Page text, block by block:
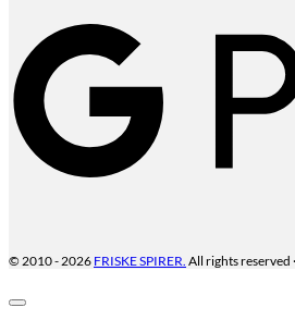
© 2010 - 2026 FRISKE SPIRER. All rights reserved